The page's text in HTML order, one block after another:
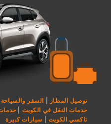
توصيل المطار السفر
خدمات النقل في الكويت
خدمات
تاكسي الكويت
سيارات كبيرة